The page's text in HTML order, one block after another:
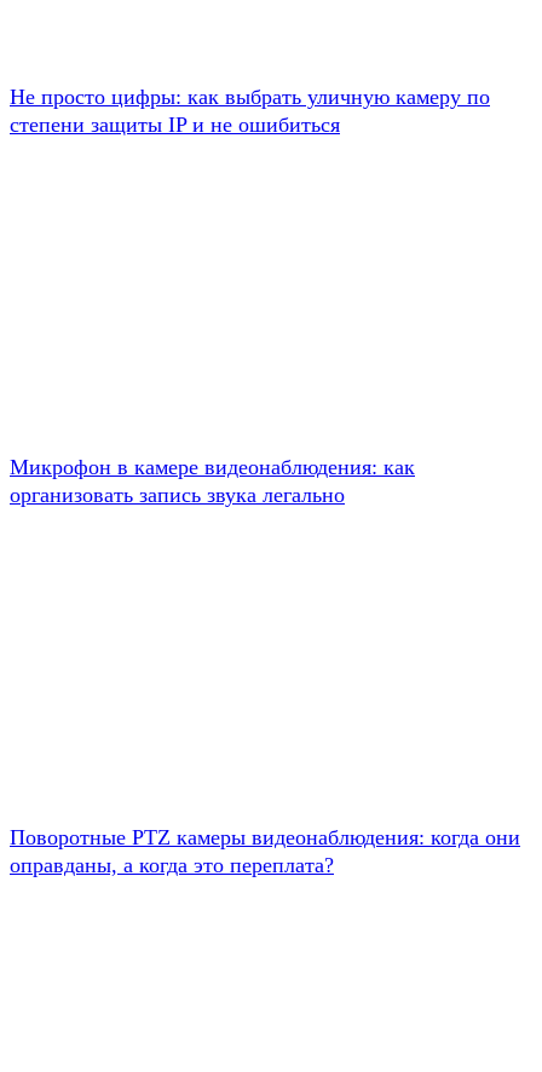
Не просто цифры: как выбрать уличную камеру по
степени защиты IP и не ошибиться
Микрофон в камере видеонаблюдения: как
организовать запись звука легально
Поворотные PTZ камеры видеонаблюдения: когда они
оправданы, а когда это переплата?